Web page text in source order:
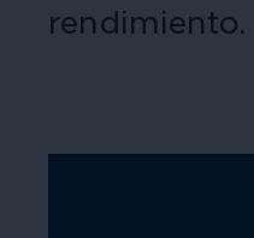
rendimiento.